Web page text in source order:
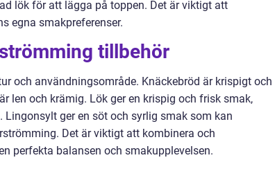
lök för att lägga på toppen. Det är viktigt att
egna smakpreferenser.
tillbehör
och användningsområde. Knäckebröd är krispigt och
len och krämig. Lök ger en krispig och frisk smak,
ger en söt och syrlig smak som kan
Det är viktigt att kombinera och
perfekta balansen och smakupplevelsen.